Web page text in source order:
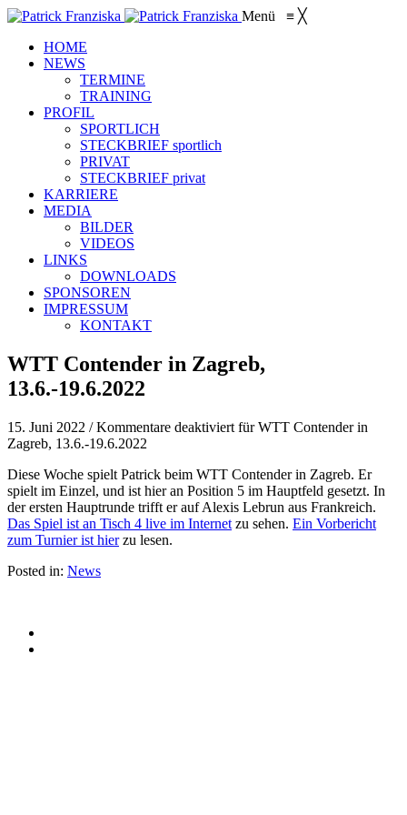
Menü ≡ ╳
HOME
NEWS
TERMINE
TRAINING
PROFIL
SPORTLICH
STECKBRIEF sportlich
PRIVAT
STECKBRIEF privat
KARRIERE
MEDIA
BILDER
VIDEOS
LINKS
DOWNLOADS
SPONSOREN
IMPRESSUM
KONTAKT
WTT Contender in Zagreb,
13.6.-19.6.2022
15. Juni 2022 /Kommentare deaktiviert für WTT Contender in
Zagreb, 13.6.-19.6.2022
Diese Woche spielt Patrick beim WTT Contender in Zagreb. Er
spielt im Einzel, und ist hier an Position 5 im Hauptfeld gesetzt. In
der ersten Hauptrunde trifft er auf Alexis Lebrun aus Frankreich.
Das Spiel ist an Tisch 4 live im Internet zu sehen. Ein Vorbericht
zum Turnier ist hierzu lesen.
Posted in: News